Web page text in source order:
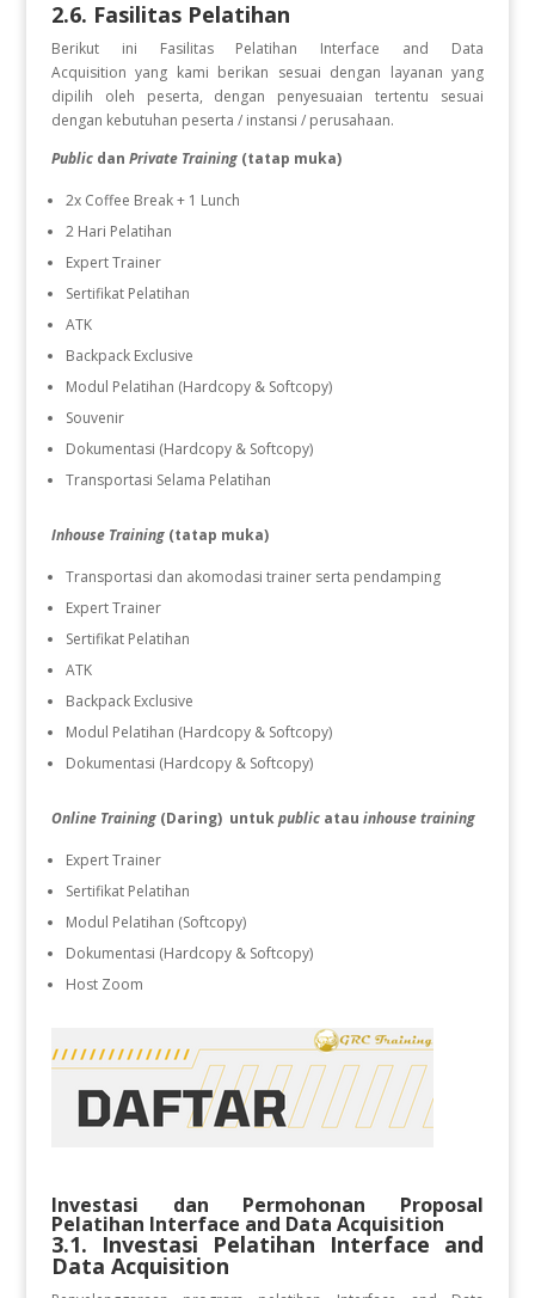
2.6. Fasilitas Pelatihan
Berikut ini Fasilitas Pelatihan Interface and Data
Acquisition yang kami berikan sesuai dengan layanan yang
dipilih oleh peserta, dengan penyesuaian tertentu sesuai
dengan kebutuhan peserta / instansi / perusahaan.
Publicdan Private Training (tatap muka)
2x Coffee Break + 1 Lunch
2 Hari Pelatihan
Expert Trainer
Sertifikat Pelatihan
ATK
Backpack Exclusive
Modul Pelatihan (Hardcopy & Softcopy)
Souvenir
Dokumentasi (Hardcopy & Softcopy)
Transportasi Selama Pelatihan
Inhouse Training (tatap muka)
Transportasi dan akomodasi trainer serta pendamping
Expert Trainer
Sertifikat Pelatihan
ATK
Backpack Exclusive
Modul Pelatihan (Hardcopy & Softcopy)
Dokumentasi (Hardcopy & Softcopy)
Online Training (Daring) untukpublic atau inhouse training
Expert Trainer
Sertifikat Pelatihan
Modul Pelatihan (Softcopy)
Dokumentasi (Hardcopy & Softcopy)
Host Zoom
Investasi dan Permohonan Proposal
Pelatihan Interface and Data Acquisition
3.1. Investasi Pelatihan Interface and
Data Acquisition